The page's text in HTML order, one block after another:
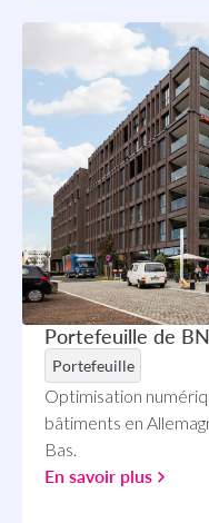
Portefeuille de
Portefeuille
Optimisation
bâtiments en
Bas.
En savoir plus